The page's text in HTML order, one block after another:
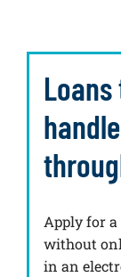
Apply for
without
in an